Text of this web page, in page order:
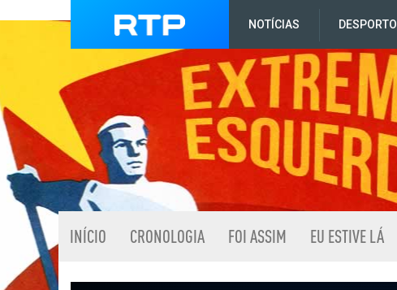
NOTÍCIAS DESPORTO
INÍCIO CRONOLOGIA FOI ASSIM EU ESTIVE LÁ